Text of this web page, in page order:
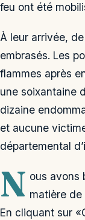
feu ont été
À leur arrivée,
embrasés. Les
flammes après
une soixantaine
dizaine
et aucune
départemental
N ous avons
matière de
En cliquant sur